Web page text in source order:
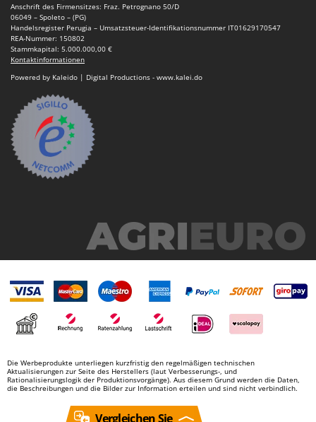
Z
Zerstäuber
Zinkeneggen
Zubehör für Rasentraktoren
Lotusgrill
M
M.A.I.BO.
Macom
Macte Ovens
Makita
MAMMAMIA
Marcato
Marina Systems
Mastercook
McCulloch
MCH
Michelin
Mille
Minox
More than chef
MOSA
MOVA
Anschrift des Firmensitzes: Fraz. Petrognano 50/D
06049 – Spoleto – (PG)
Handelsregister Perugia – Umsatzsteuer-Identifikationsnummer IT01629170547
REA-Nummer: 150802
Stammkapital: 5.000.000,00 €
Kontaktinformationen
Powered by Kaleido | Digital Productions - www.kalei.do
Die Werbeprodukte unterliegen kurzfristig den regelmäßigen technischen
Aktualisierungen zur Seite des Herstellers (laut Verbesserungs-, und
Rationalisierungslogik der Produktionsvorgänge). Aus diesem Grund werden die Daten,
die Beschreibungen und die Bilder zur Information erteilen und sind nicht verbindlich.
Vergleichen Sie